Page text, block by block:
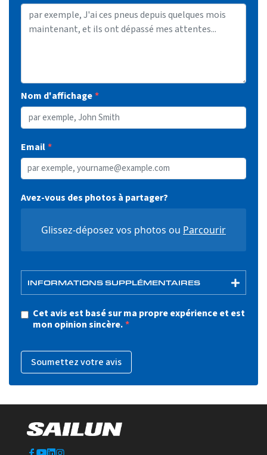
Nom d'affichage
Email
Avez-vous des photos à partager?
Glissez-déposez vos photos ou Parcourir
INFORMATIONS SUPPLÉMENTAIRES
Cet avis est basé sur ma propre expérience et est
mon opinion sincère.
Soumettez votre avis